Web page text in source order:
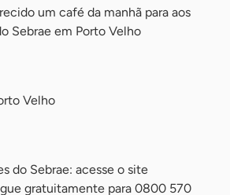
um café da manhã para aos
Sebrae em Porto Velho
Velho
do Sebrae: acesse o site
gratuitamente para 0800 570